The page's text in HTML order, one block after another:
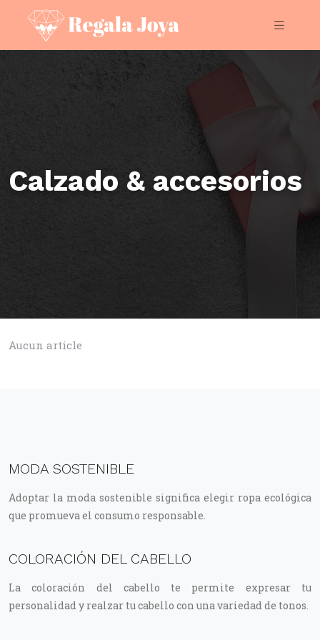
Calzado & accesorios
Aucun article
MODA SOSTENIBLE
Adoptar la moda sostenible significa elegir ropa ecológica
que promueva el consumo responsable.
COLORACIÓN DEL CABELLO
La coloración del cabello te permite expresar tu
personalidad y realzar tu cabello con una variedad de tonos.